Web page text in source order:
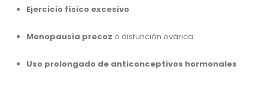
Ejercicio físico excesivo
Menopausia precoz o disfunción ovárica
Uso prolongado de anticonceptivos hormonales